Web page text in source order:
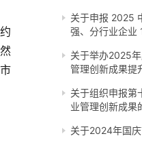
关于申报 2025
强、分行业企业
关于举办2025
管理创新成果提
关于组织申报第
业管理创新成果
关于2024年国